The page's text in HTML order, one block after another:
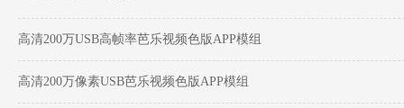
高清200万USB高帧率芭乐视频色版APP模组
高清200万像素USB芭乐视频色版APP模组